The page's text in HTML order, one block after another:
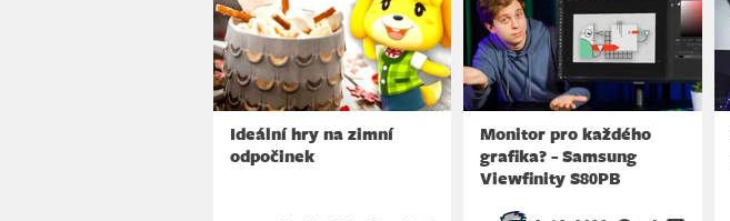
Ideální hry na zimní
odpočinek
Monitor pro každého
grafika? - Samsung
Viewfinity S80PB